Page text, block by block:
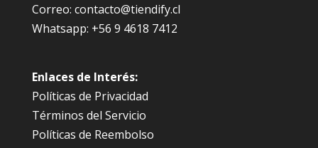
Correo: contacto@tiendify.cl
Whatsapp: +56 9 4618 7412
Enlaces de Interés:
Políticas de Privacidad
Términos del Servicio
Políticas de Reembolso